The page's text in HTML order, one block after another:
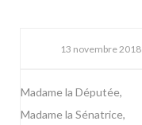
13 novembre 2018
Madame la Députée,
Madame la Sénatrice,